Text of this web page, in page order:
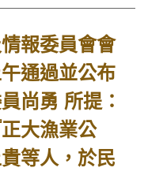
報委員會會
通過並公布
尚勇 所提：
正大漁業公
等人，於民